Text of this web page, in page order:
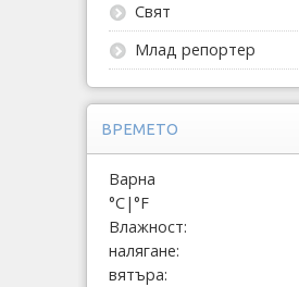
Свят
Млад репортер
ВРЕМЕТО
Варна
°C|°F
Влажност:
налягане:
вятъра: